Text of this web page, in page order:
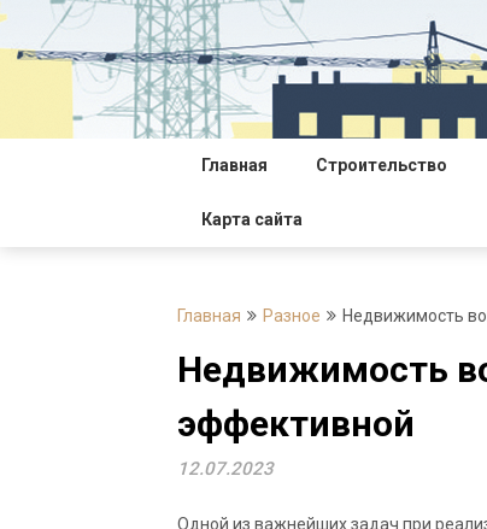
Перейти
содержимому
Главная Строительство
Карта сайта
Главная Разное Недвижимость
Недвижимость
эффективной
12.07.2023
Одной из важнейших задач при